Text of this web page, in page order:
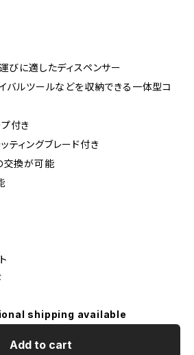
びに適したディスペンサー
イバルツールなどを収納できる一体型コ
付き
ティングブレード付き
交換が可能
shipping available
Add to cart